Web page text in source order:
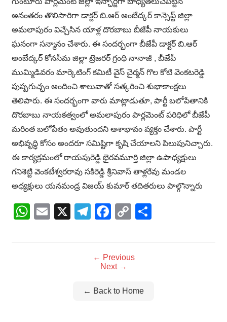
అనంతరం తొలిసారిగా డాక్టర్ బి.ఆర్ అంబేద్కర్ కాన్సెప్ట్ జిల్లా
అమలాపురం విచ్చేసిన యాళ్ల దొరబాబు బీజేపీ నాయకులు
ఘనంగా సన్మానం చేశారు. ఈ సందర్భంగా బీజేపీ డాక్టర్ బి.ఆర్
అంబేద్కర్ కోనసీమ జిల్లా ట్రెజరర్ గ్రంధి నానాజీ , బీజేపీ
ముమ్మిడివరం మార్కెటింగ్ కమిటీ వైస్ చైర్మన్ గొల కోటి వెంకటరెడ్డి
పుష్పగుచ్ఛం అందించి శాలువాతో సత్కరించి శుభాకాంక్షలు
తెలిపారు. ఈ సందర్భంగా వారు మాట్లాడుతూ, పార్టీ బలోపేతానికి
దొరబాబు నాయకత్వంలో అమలాపురం పార్లమెంట్ పరిధిలో బీజేపీ
మరింత బలోపేతం అవుతుందని ఆశాభావం వ్యక్తం చేశారు. పార్టీ
అభివృద్ధి కోసం అందరూ సమిష్టిగా కృషి చేయాలని పిలుపునిచ్చారు.
ఈ కార్యక్రమంలో రాయపురెడ్డి భైరవమూర్తి జిల్లా ఉపాధ్యక్షులు
గనిశెట్టి వెంకటేశ్వరరావు సకిరెడ్డి శ్రీనివాస్ తాళ్లరేవు మండల
అధ్యక్షులు యనమండ్ర విజయ్ కుమార్ తదితరులు పాల్గొన్నారు
WhatsApp
Email
X Telegram
Facebook
Copy
← Previous
Next →
← Back to Home